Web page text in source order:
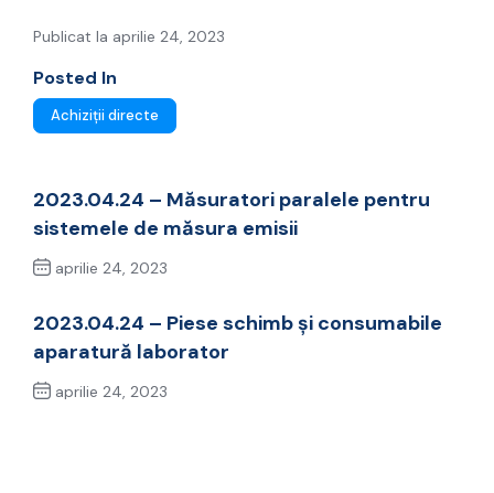
Publicat la aprilie 24, 2023
Posted In
Achiziții directe
2023.04.24 – Măsuratori paralele pentru
sistemele de măsura emisii
aprilie 24, 2023
2023.04.24 – Piese schimb și consumabile
aparatură laborator
aprilie 24, 2023